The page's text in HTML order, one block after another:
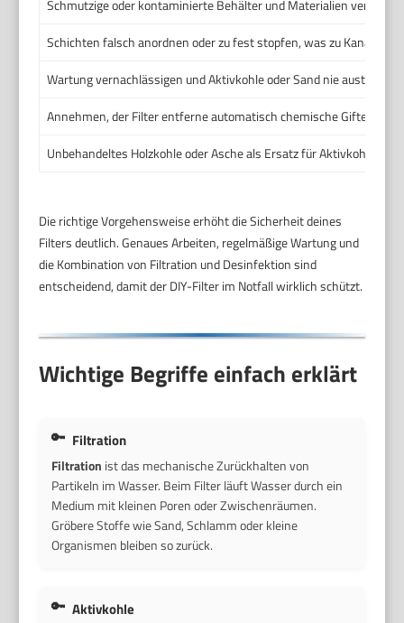
Schmutzige oder kontaminierte Behälter und Materialien
Schichten falsch anordnen oder zu fest stopfen, was zu Kanälen
Wartung vernachlässigen und Aktivkohle oder Sand nie
Annehmen, der Filter entferne automatisch chemische Gifte oder
Unbehandeltes Holzkohle oder Asche als Ersatz für Aktivkohle
Die richtige Vorgehensweise erhöht die Sicherheit deines
Filters deutlich. Genaues Arbeiten, regelmäßige Wartung und
die Kombination von Filtration und Desinfektion sind
entscheidend, damit der DIY-Filter im Notfall wirklich schützt.
Wichtige Begriffe einfach erklärt
Filtration
Filtration ist das mechanische Zurückhalten von
Partikeln im Wasser. Beim Filter läuft Wasser durch ein
Medium mit kleinen Poren oder Zwischenräumen.
Gröbere Stoffe wie Sand, Schlamm oder kleine
Organismen bleiben so zurück.
Aktivkohle